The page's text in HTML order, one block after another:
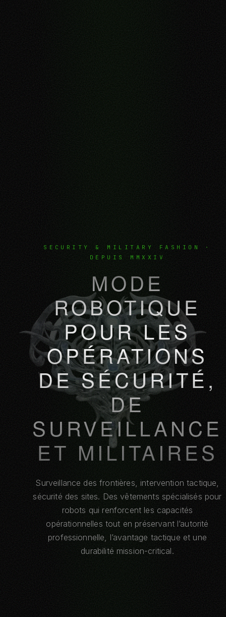
SECURITY & MILITARY FASHION ·
DEPUIS MMXXIV
MODE
ROBOTIQUE
POUR LES
OPÉRATIONS
DE SÉCURITÉ,
DE
SURVEILLANCE
ET MILITAIRES
Surveillance des frontières, intervention tactique,
sécurité des sites. Des vêtements spécialisés pour
robots qui renforcent les capacités
opérationnelles tout en préservant l’autorité
professionnelle, l’avantage tactique et une
durabilité mission-critical.